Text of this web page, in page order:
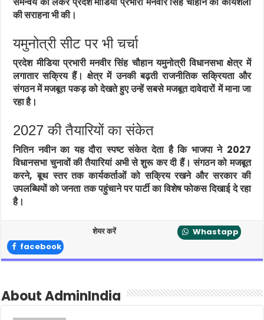
की सराहना भी की।
यमुनोत्री सीट पर भी चर्चा
प्रदेश मीडिया प्रभारी मनवीर सिंह चौहान यमुनोत्री विधानसभा क्षेत्र में
लगातार सक्रिय हैं। क्षेत्र में उनकी बढ़ती राजनीतिक सक्रियता और
संगठन में मजबूत पकड़ को देखते हुए उन्हें सबसे मजबूत दावेदारों में माना जा
रहा है।
2027 की तैयारियों का संकेत
नितिन नवीन का यह दौरा स्पष्ट संकेत देता है कि भाजपा ने 2027
विधानसभा चुनावों की तैयारियां अभी से शुरू कर दी हैं। संगठन को मजबूत
करने, बूथ स्तर तक कार्यकर्ताओं को सक्रिय रखने और सरकार की
उपलब्धियों को जनता तक पहुंचाने पर पार्टी का विशेष फोकस दिखाई दे रहा
है।
शेयर करें
Whastapp
facebook
About AdminIndia